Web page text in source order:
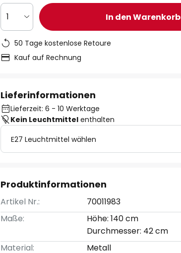
1 In den Warenkorb
50 Tage kostenlose Retoure
Kauf auf Rechnung
Lieferinformationen
Lieferzeit: 6 - 10 Werktage
Kein Leuchtmittel enthalten
E27 Leuchtmittel wählen
Produktinformationen
Artikel Nr.:
70011983
Maße:
Höhe: 140 cm
Durchmesser: 42 cm
Material:
Metall